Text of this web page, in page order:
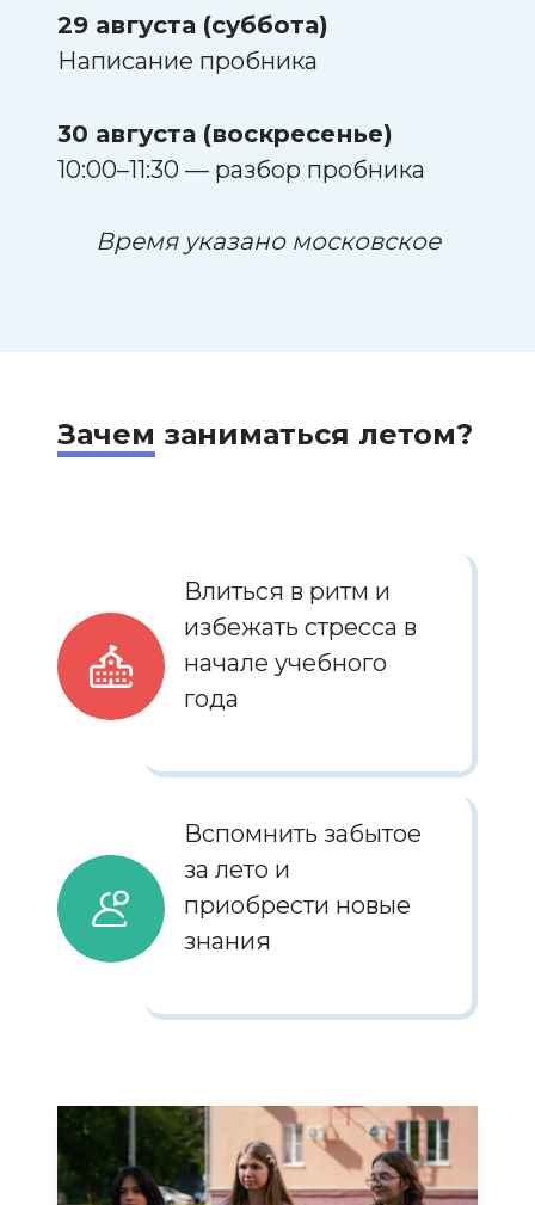
29 августа (суббота)
Написание пробника
30 августа (воскресенье)
10:00–11:30 — разбор пробника
Время указано московское
Зачем заниматься летом?
Влиться в ритм и
избежать стресса в
начале учебного
года
Вспомнить забытое
за лето и
приобрести новые
знания